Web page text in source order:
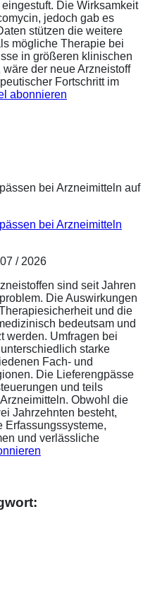
Die Wirksamkeit
jedoch gab es
stützen die weitere
mögliche Therapie bei
in größeren klinischen
der neue Arzneistoff
Fortschritt im
abonnieren
bei Arzneimitteln
/ 2026
sind seit Jahren
Die Auswirkungen
und die
bedeutsam und
werden. Umfragen bei
starke
Fach- und
Die Lieferengpässe
und teils
Obwohl die
Jahrzehnten besteht,
Erfassungssysteme,
und verlässliche